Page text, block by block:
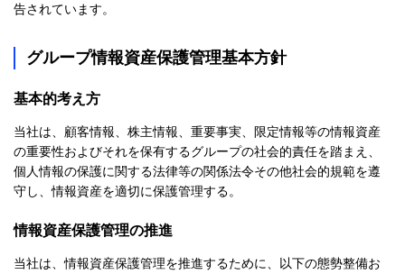
告されています。
グループ情報資産保護管理基本方針
基本的考え方
当社は、顧客情報、株主情報、重要事実、限定情報等の情報資産
の重要性およびそれを保有するグループの社会的責任を踏まえ、
個人情報の保護に関する法律等の関係法令その他社会的規範を遵
守し、情報資産を適切に保護管理する。
情報資産保護管理の推進
当社は、情報資産保護管理を推進するために、以下の態勢整備お